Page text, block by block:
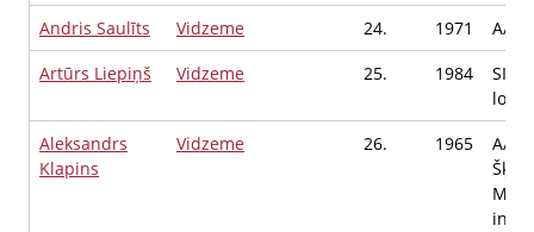
Andris Saulīts
Vidzeme 24. 1971
A/S
Artūrs Liepiņš
Vidzeme 25. 1984
SIA
Aleksandrs
Klapins
Vidzeme 26. 1965
A/S